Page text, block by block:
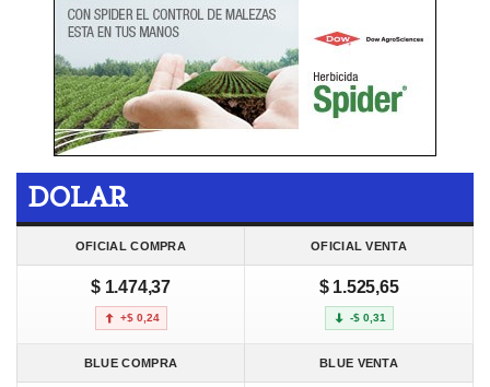
DOLAR
OFICIAL COMPRA OFICIAL VENTA
$ 1.474,37
+$ 0,24
$ 1.525,65
-$ 0,31
BLUE COMPRA BLUE VENTA